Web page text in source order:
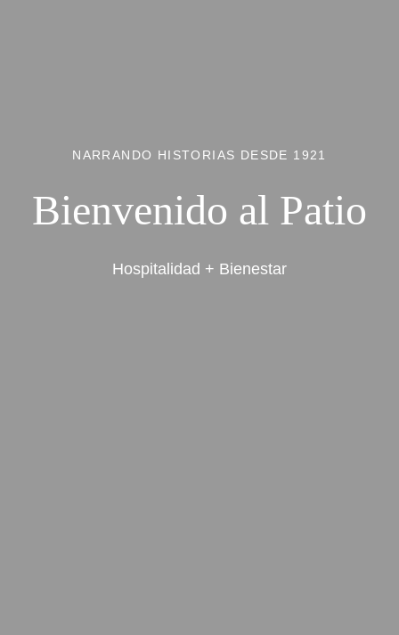
NARRANDO HISTORIAS DESDE 1921
Bienvenido al Patio
Hospitalidad + Bienestar